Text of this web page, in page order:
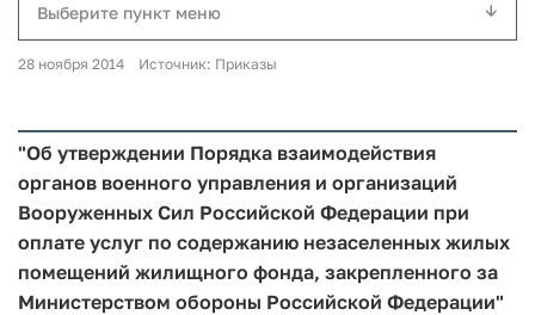
Выберите пункт меню
28 ноября 2014 Источник: Приказы
"Об утверждении Порядка взаимодействия
органов военного управления и организаций
Вооруженных Сил Российской Федерации при
оплате услуг по содержанию незаселенных жилых
помещений жилищного фонда, закрепленного за
Министерством обороны Российской Федерации"